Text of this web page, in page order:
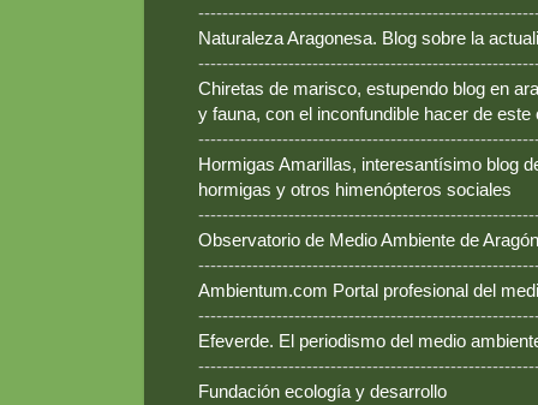
Naturaleza Aragonesa. Blog sobre la
Chiretas de marisco, estupendo blog en
y fauna, con el inconfundible hacer de este
Hormigas Amarillas, interesantísimo blog
hormigas y otros himenópteros sociales
Observatorio de Medio Ambiente de Aragón
Ambientum.com Portal profesional del
Efeverde. El periodismo del medio
Fundación ecología y desarrollo